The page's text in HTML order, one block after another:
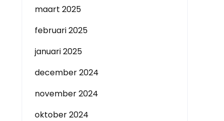
maart 2025
februari 2025
januari 2025
december 2024
november 2024
oktober 2024